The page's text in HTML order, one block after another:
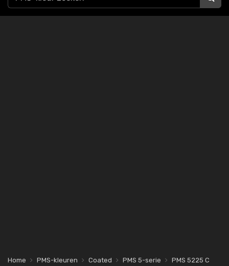
Home PMS-kleuren Coated PMS 5-serie PMS 5225 C